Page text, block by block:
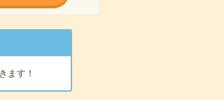
ます！